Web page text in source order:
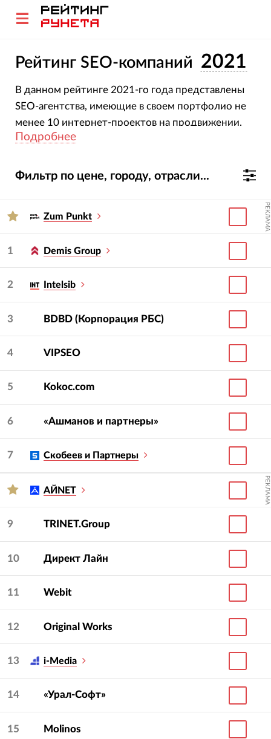
Рейтинг SEO-компаний 2021
В данном рейтинге 2021-го года представлены
SEO-агентства, имеющие в своем портфолио не
менее 10 интернет-проектов на продвижении.
Подробнее
Фильтр по цене, городу, отрасли...
Zum Punkt РЕКЛАМА
1 Demis Group
2 Intelsib
3 BDBD (Корпорация РБС)
4 VIPSEO
5 Kokoc.com
6 «Ашманов и партнеры»
7 Скобеев и Партнеры
АЙNET РЕКЛАМА
9 TRINET.Group
10 Директ Лайн
11 Webit
12 Original Works
13 i-Media
14 «Урал-Софт»
15 Molinos